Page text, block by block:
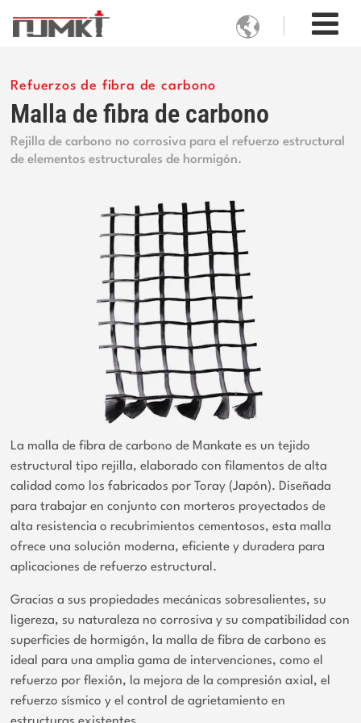

Refuerzos de fibra de carbono
Malla de fibra de carbono
Rejilla de carbono no corrosiva para el refuerzo estructural
de elementos estructurales de hormigón.
La malla de fibra de carbono de Mankate es un tejido
estructural tipo rejilla, elaborado con filamentos de alta
calidad como los fabricados por Toray (Japón). Diseñada
para trabajar en conjunto con morteros proyectados de
alta resistencia o recubrimientos cementosos, esta malla
ofrece una solución moderna, eficiente y duradera para
aplicaciones de refuerzo estructural.
Gracias a sus propiedades mecánicas sobresalientes, su
ligereza, su naturaleza no corrosiva y su compatibilidad con
superficies de hormigón, la malla de fibra de carbono es
ideal para una amplia gama de intervenciones, como el
refuerzo por flexión, la mejora de la compresión axial, el
refuerzo sísmico y el control de agrietamiento en